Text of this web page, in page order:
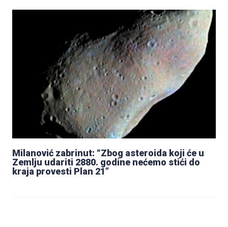
Milanović zabrinut: “Zbog asteroida koji će u
Zemlju udariti 2880. godine nećemo stići do
kraja provesti Plan 21”